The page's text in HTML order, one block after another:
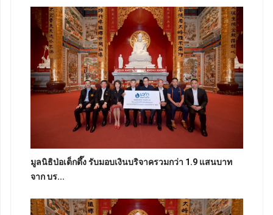
มูลนิธิป่อเต็กตึ๊ง รับมอบเงินบริจาครวมกว่า 1.9 แสนบาท
จาก บร...